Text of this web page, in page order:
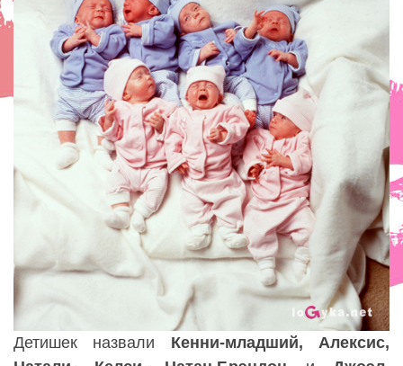
Детишек назвали Кенни-младший, Алексис,